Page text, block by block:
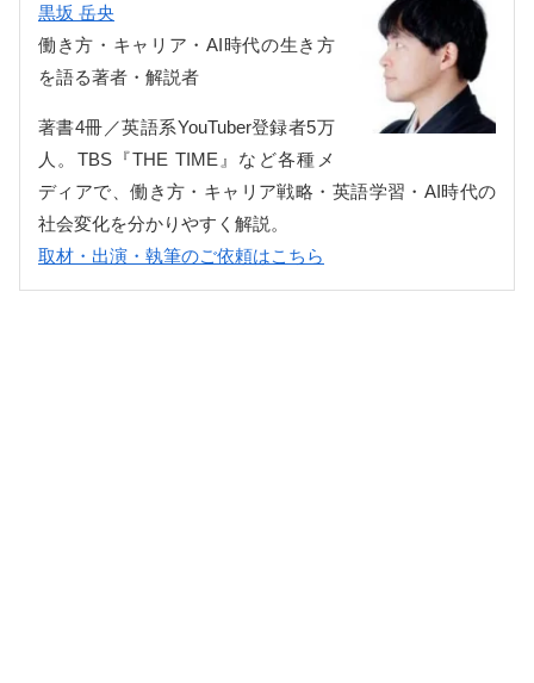
黒坂 岳央
働き方・キャリア・AI時代の生き方
を語る著者・解説者
著書4冊／英語系YouTuber登録者5万
人。TBS『THE TIME』など各種メ
ディアで、働き方・キャリア戦略・英語学習・AI時代の
社会変化を分かりやすく解説。
取材・出演・執筆のご依頼はこちら